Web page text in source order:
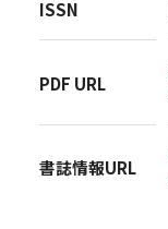
ISSN
PDF URL
書誌情報URL